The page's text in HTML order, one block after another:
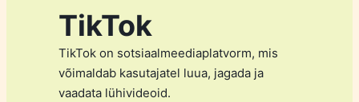
TikTok
TikTok on sotsiaalmeediaplatvorm, mis
võimaldab kasutajatel luua, jagada ja
vaadata lühivideoid.